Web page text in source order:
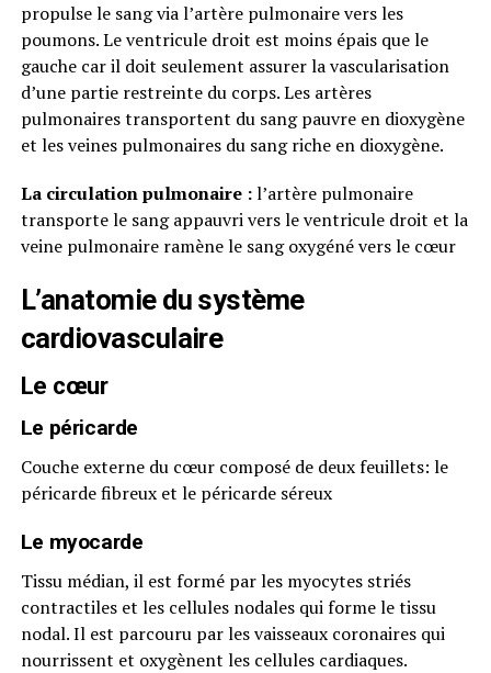
propulse le sang via l’artère pulmonaire vers les
poumons. Le ventricule droit est moins épais que le
gauche car il doit seulement assurer la vascularisation
d’une partie restreinte du corps. Les artères
pulmonaires transportent du sang pauvre en dioxygène
et les veines pulmonaires du sang riche en dioxygène.
La circulation pulmonaire :l’artère pulmonaire
transporte le sang appauvri vers le ventricule droit et la
veine pulmonaire ramène le sang oxygéné vers le cœur
L’anatomie du système
cardiovasculaire
Le cœur
Le péricarde
Couche externe du cœur composé de deux feuillets: le
péricarde fibreux et le péricarde séreux
Le myocarde
Tissu médian, il est formé par les myocytes striés
contractiles et les cellules nodales qui forme le tissu
nodal. Il est parcouru par les vaisseaux coronaires qui
nourrissent et oxygènent les cellules cardiaques.